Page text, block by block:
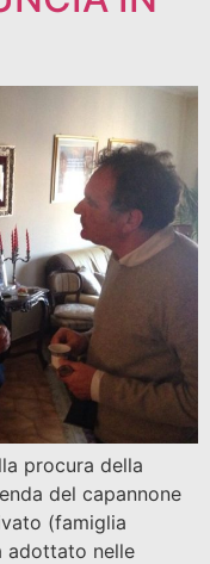
procura della
del capannone
(famiglia
adottato nelle